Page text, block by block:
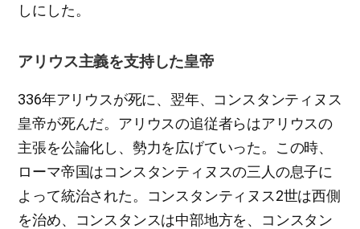
しにした。
アリウス主義を支持した皇帝
336年アリウスが死に、翌年、コンスタンティヌス
皇帝が死んだ。アリウスの追従者らはアリウスの
主張を公論化し、勢力を広げていった。この時、
ローマ帝国はコンスタンティヌスの三人の息子に
よって統治された。コンスタンティヌス2世は西側
を治め、コンスタンスは中部地方を、コンスタン